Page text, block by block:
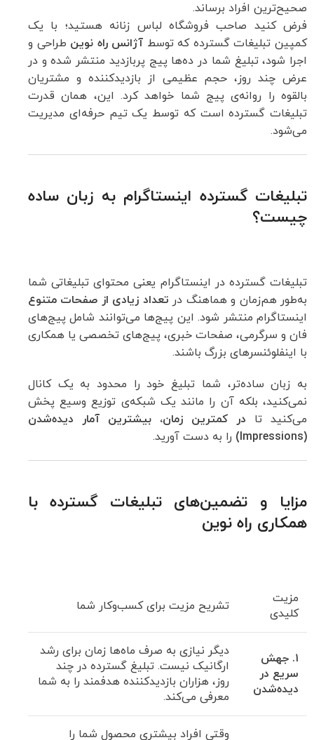
صحیح‌ترین افراد برساند.
فرض کنید صاحب فروشگاه لباس زنانه هستید؛ با یک
کمپین تبلیغات گسترده که توسط آژانس راه نوین طراحی و
اجرا شود، تبلیغ شما در ده‌ها پیج پربازدید منتشر شده و در
عرض چند روز، حجم عظیمی از بازدیدکننده و مشتریان
بالقوه را روانه‌ی پیج شما خواهد کرد. این، همان قدرت
تبلیغات گسترده است که توسط یک تیم حرفه‌ای مدیریت
می‌شود.
تبلیغات گسترده اینستاگرام به زبان ساده
چیست؟
تبلیغات گسترده در اینستاگرام یعنی محتوای تبلیغاتی شما
به‌طور هم‌زمان و هماهنگ در تعداد زیادی از صفحات متنوع
اینستاگرام منتشر شود. این پیج‌ها می‌توانند شامل پیج‌های
فان و سرگرمی، صفحات خبری، پیج‌های تخصصی یا همکاری
با اینفلوئنسرهای بزرگ باشند.
به زبان ساده‌تر، شما تبلیغ خود را محدود به یک کانال
نمی‌کنید، بلکه آن را مانند یک شبکه‌ی توزیع وسیع پخش
می‌کنید تا در کمترین زمان، بیشترین آمار دیده‌شدن
(Impressions)
را به دست آورید.
مزایا و تضمین‌های تبلیغات گسترده با
همکاری راه نوین
مزیت
کلیدی
تشریح مزیت برای کسب‌وکار شما
۱. جهش
سریع در
دیده‌شدن
دیگر نیازی به صرف ماه‌ها زمان برای رشد
ارگانیک نیست. تبلیغ گسترده در چند
روز، هزاران بازدیدکننده هدفمند را به شما
معرفی می‌کند.
وقتی افراد بیشتری محصول شما را